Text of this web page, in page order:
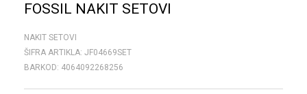
FOSSIL NAKIT SETOVI
NAKIT SETOVI
ŠIFRA ARTIKLA: JF04669SET
BARKOD: 4064092268256